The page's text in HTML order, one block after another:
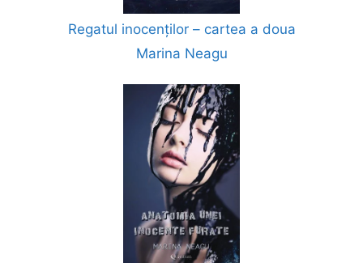
Regatul inocenților – cartea a doua
Marina Neagu